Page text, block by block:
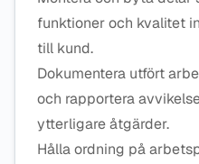
funktioner och kvalitet
till kund.
Dokumentera utfört
och rapportera
ytterligare åtgärder.
Hålla ordning på